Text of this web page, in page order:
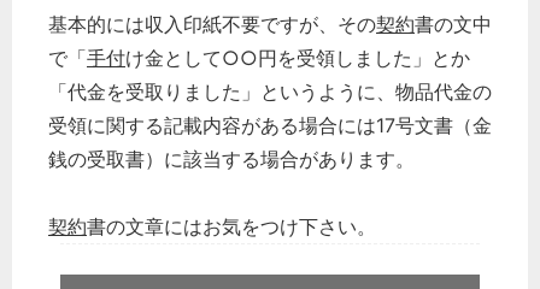
基本的には収入印紙不要ですが、その契約書の文中
で「手付け金として○○円を受領しました」とか
「代金を受取りました」というように、物品代金の
受領に関する記載内容がある場合には17号文書（金
銭の受取書）に該当する場合があります。
契約書の文章にはお気をつけ下さい。